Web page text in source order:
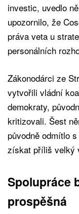
investic, uvedlo
upozornilo, že
práva veta u
personálních
Zákonodárci ze
vytvořili vládní
demokraty,
kritizovali. Šest
původně odmítlo
získat příliš velký
Spolupráce
prospěšná